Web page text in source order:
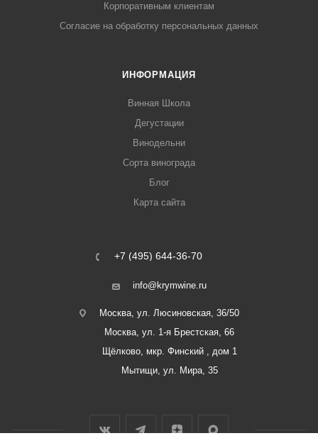
Корпоративным клиентам
Согласие на обработку персональных данных
ИНФОРМАЦИЯ
Винная Школа
Дегустации
Винодельни
Сорта винограда
Блог
Карта сайта
+7 (495) 644-36-70
info@krymwine.ru
Москва, ул. Люсиновская, 36/50
Москва, ул. 1-я Брестская, 66
Щёлково, мкр. Финский , дом 1
Мытищи, ул. Мира, 35